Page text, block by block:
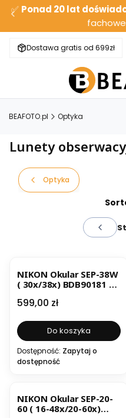
✅ Ponad 20 lat
Dostawa gratis od 699zł
BEAFOTO.pl Optyka
Lunety
Optyka
NIKON Okular SEP-38W
( 30x/38x) BDB90181 do
Cena
599,00 zł
Do koszyka
Dostępność: Zapytaj o
dostępność
NIKON Okular SEP-20-
60 ( 16-48x/20-60x)